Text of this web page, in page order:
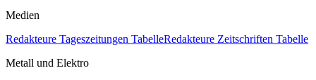
Medien
Redakteure Tageszeitungen TabelleRedakteure Zeitschriften Tabelle
Metall und Elektro